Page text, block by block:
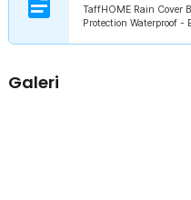
Kompatibel Berbagai Ukuran
Dengan ukuran 110 x 70 x 40
berbagai merek dan model
kos-kosan, hingga area
TaffHOME Rain Cover
Protection Waterproof -
Galeri